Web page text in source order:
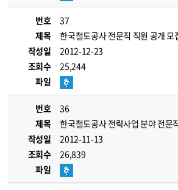
번호
37
제목
한국철도공사 전문직 직원 공개 모
작성일
2012-12-23
조회수
25,244
파일
번호
36
제목
한국철도공사 전략사업 분야 전문
작성일
2012-11-13
조회수
26,839
파일